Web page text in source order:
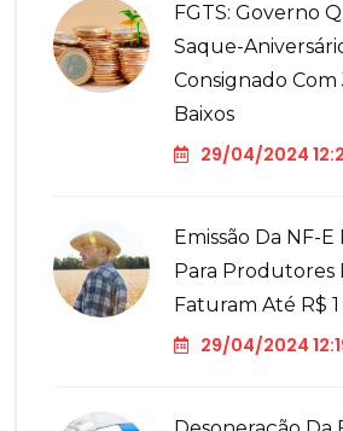
FGTS: Governo
Saque-
Consignado Com
Baixos
29/04/2024
Emissão Da NF-
Para Produtores
Faturam Até R$
29/04/2024